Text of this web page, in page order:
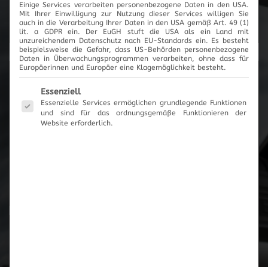
Cartronic Innovationen
Produktanfrage
Es wurden keine Artikel vorgemerkt
Einige Services verarbeiten personenbezogene Daten in den USA.
Mit Ihrer Einwilligung zur Nutzung dieser Services willigen Sie
auch in die Verarbeitung Ihrer Daten in den USA gemäß Art. 49 (1)
lit. a GDPR ein. Der EuGH stuft die USA als ein Land mit
unzureichendem Datenschutz nach EU-Standards ein. Es besteht
beispielsweise die Gefahr, dass US-Behörden personenbezogene
Daten in Überwachungsprogrammen verarbeiten, ohne dass für
Europäerinnen und Europäer eine Klagemöglichkeit besteht.
Es folgt eine Liste der Service-Gruppen, für die eine
Essenziell
Essenzielle Services ermöglichen grundlegende Funktionen
und sind für das ordnungsgemäße Funktionieren der
Website erforderlich.